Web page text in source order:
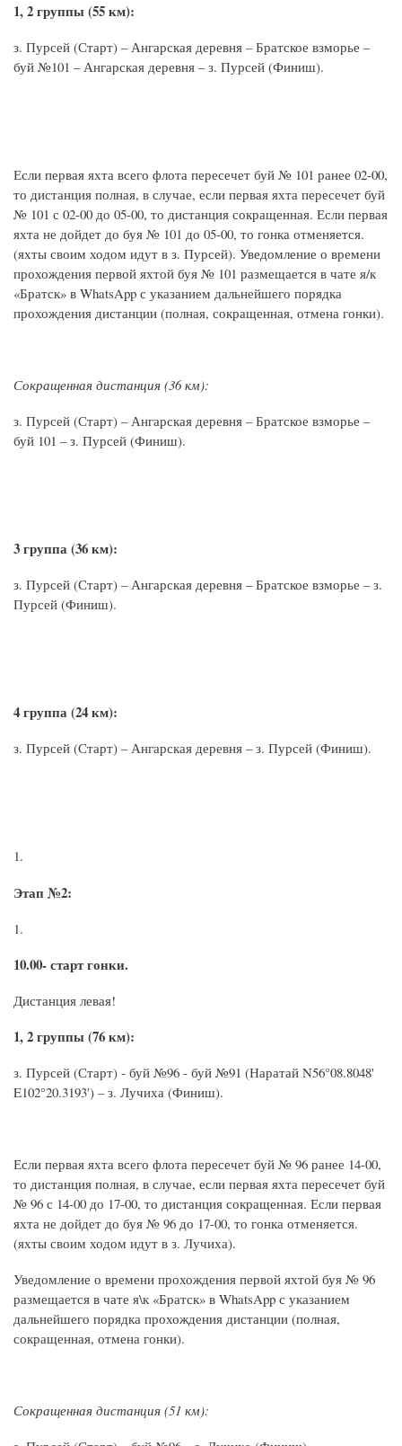
1, 2 группы (55 км):
з. Пурсей (Старт) – Ангарская деревня – Братское взморье –
буй №101 – Ангарская деревня – з. Пурсей (Финиш).
Если первая яхта всего флота пересечет буй № 101 ранее 02-00,
то дистанция полная, в случае, если первая яхта пересечет буй
№ 101 с 02-00 до 05-00, то дистанция сокращенная. Если первая
яхта не дойдет до буя № 101 до 05-00, то гонка отменяется.
(яхты своим ходом идут в з. Пурсей). Уведомление о времени
прохождения первой яхтой буя № 101 размещается в чате я/к
«Братск» в WhatsApp с указанием дальнейшего порядка
прохождения дистанции (полная, сокращенная, отмена гонки).
Сокращенная дистанция (36 км):
з. Пурсей (Старт) – Ангарская деревня – Братское взморье –
буй 101 – з. Пурсей (Финиш).
3 группа (36 км):
з. Пурсей (Старт) – Ангарская деревня – Братское взморье – з.
Пурсей (Финиш).
4 группа (24 км):
з. Пурсей (Старт) – Ангарская деревня – з. Пурсей (Финиш).
Этап №2:
10.00- старт гонки.
Дистанция левая!
1, 2 группы (76 км):
з. Пурсей (Старт) - буй №96 - буй №91 (Наратай N56°08.8048'
E102°20.3193') – з. Лучиха (Финиш).
Если первая яхта всего флота пересечет буй № 96 ранее 14-00,
то дистанция полная, в случае, если первая яхта пересечет буй
№ 96 с 14-00 до 17-00, то дистанция сокращенная. Если первая
яхта не дойдет до буя № 96 до 17-00, то гонка отменяется.
(яхты своим ходом идут в з. Лучиха).
Уведомление о времени прохождения первой яхтой буя № 96
размещается в чате я\к «Братск» в WhatsApp с указанием
дальнейшего порядка прохождения дистанции (полная,
сокращенная, отмена гонки).
Сокращенная дистанция (51 км):